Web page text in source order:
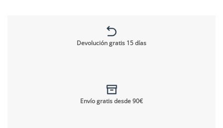
Devolución gratis 15 días
Envío gratis desde 90€